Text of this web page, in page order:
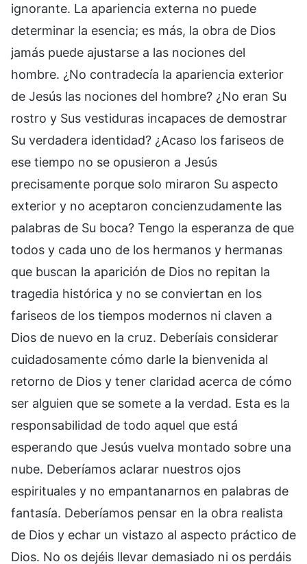
ignorante. La apariencia externa no puede
determinar la esencia; es más, la obra de Dios
jamás puede ajustarse a las nociones del
hombre. ¿No contradecía la apariencia exterior
de Jesús las nociones del hombre? ¿No eran Su
rostro y Sus vestiduras incapaces de demostrar
Su verdadera identidad? ¿Acaso los fariseos de
ese tiempo no se opusieron a Jesús
precisamente porque solo miraron Su aspecto
exterior y no aceptaron concienzudamente las
palabras de Su boca? Tengo la esperanza de que
todos y cada uno de los hermanos y hermanas
que buscan la aparición de Dios no repitan la
tragedia histórica y no se conviertan en los
fariseos de los tiempos modernos ni claven a
Dios de nuevo en la cruz. Deberíais considerar
cuidadosamente cómo darle la bienvenida al
retorno de Dios y tener claridad acerca de cómo
ser alguien que se somete a la verdad. Esta es la
responsabilidad de todo aquel que está
esperando que Jesús vuelva montado sobre una
nube. Deberíamos aclarar nuestros ojos
espirituales y no empantanarnos en palabras de
fantasía. Deberíamos pensar en la obra realista
de Dios y echar un vistazo al aspecto práctico de
Dios. No os dejéis llevar demasiado ni os perdáis